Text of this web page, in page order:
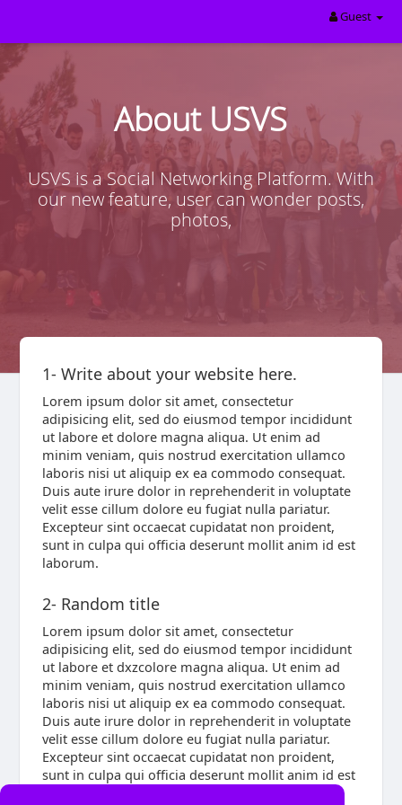
Guest
About USVS
USVS is a Social Networking Platform. With
our new feature, user can wonder posts,
photos,
1- Write about your website here.
Lorem ipsum dolor sit amet, consectetur
adipisicing elit, sed do eiusmod tempor incididunt
ut labore et dolore magna aliqua. Ut enim ad
minim veniam, quis nostrud exercitation ullamco
laboris nisi ut aliquip ex ea commodo consequat.
Duis aute irure dolor in reprehenderit in voluptate
velit esse cillum dolore eu fugiat nulla pariatur.
Excepteur sint occaecat cupidatat non proident,
sunt in culpa qui officia deserunt mollit anim id est
laborum.
2- Random title
Lorem ipsum dolor sit amet, consectetur
adipisicing elit, sed do eiusmod tempor incididunt
ut labore et dxzcolore magna aliqua. Ut enim ad
minim veniam, quis nostrud exercitation ullamco
laboris nisi ut aliquip ex ea commodo consequat.
Duis aute irure dolor in reprehenderit in voluptate
velit esse cillum dolore eu fugiat nulla pariatur.
Excepteur sint occaecat cupidatat non proident,
sunt in culpa qui officia deserunt mollit anim id est